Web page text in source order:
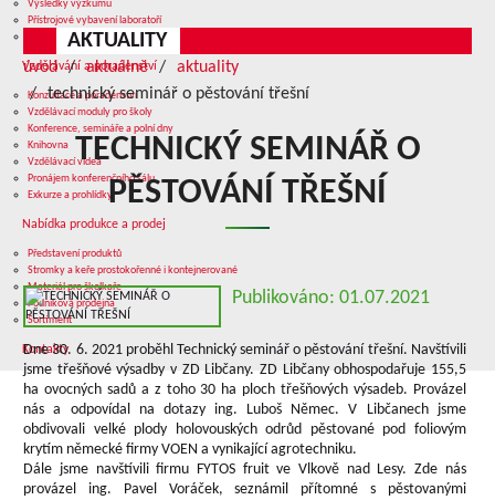
Výsledky výzkumu
Přístrojové vybavení laboratoří
Služby v oblasti výzkumu
Vzdělávání a poradenství
Konzultace a poradenství
Vzdělávací moduly pro školy
Konference, semináře a polní dny
Knihovna
Vzdělávací videa
Pronájem konferenčního sálu
Exkurze a prohlídky
Nabídka produkce a prodej
Představení produktů
Stromky a keře prostokořenné i kontejnerované
Materiál pro školkaře
Podniková prodejna
Sortiment
Kontakty
AKTUALITY
úvod aktuálně
aktuality
technický seminář o pěstování třešní
TECHNICKÝ SEMINÁŘ O
PĚSTOVÁNÍ TŘEŠNÍ
Publikováno: 01.07.2021
Dne 30. 6. 2021 proběhl Technický seminář o pěstování třešní. Navštívili
jsme třešňové výsadby v ZD Libčany. ZD Libčany obhospodařuje 155,5
ha ovocných sadů a z toho 30 ha ploch třešňových výsadeb. Provázel
nás a odpovídal na dotazy ing. Luboš Němec. V Libčanech jsme
obdivovali velké plody holovouských odrůd pěstované pod foliovým
krytím německé firmy VOEN a vynikající agrotechniku.
Dále jsme navštívili firmu FYTOS fruit ve Vlkově nad Lesy. Zde nás
provázel ing. Pavel Voráček, seznámil přítomné s pěstovanými